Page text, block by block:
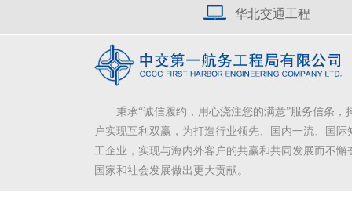
华北交通工程
秉承“诚信履约，用心浇注您的满意”服务信条，
户实现互利双赢，为打造行业领先、国内一流、国际
工企业，实现与海内外客户的共赢和共同发展而不懈
国家和社会发展做出更大贡献。